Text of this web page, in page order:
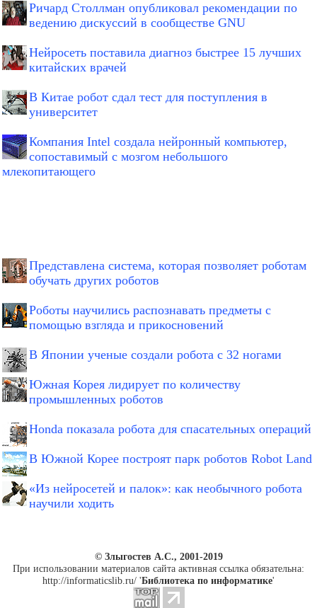
Ричард Столлман опубликовал рекомендации по
ведению дискуссий в сообществе GNU
Нейросеть поставила диагноз быстрее 15 лучших
китайских врачей
В Китае робот сдал тест для поступления в
университет
Компания Intel создала нейронный компьютер,
сопоставимый с мозгом небольшого
млекопитающего
Представлена система, которая позволяет роботам
обучать других роботов
Роботы научились распознавать предметы с
помощью взгляда и прикосновений
В Японии ученые создали робота с 32 ногами
Южная Корея лидирует по количеству
промышленных роботов
Honda показала робота для спасательных операций
В Южной Корее построят парк роботов Robot Land
«Из нейросетей и палок»: как необычного робота
научили ходить
© Злыгостев А.С., 2001-2019
При использовании материалов сайта активная ссылка обязательна:
http://informaticslib.ru/ 'Библиотека по информатике'